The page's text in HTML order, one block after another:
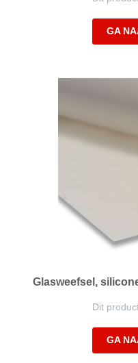
GA
Glasweefsel,
Dit
GA